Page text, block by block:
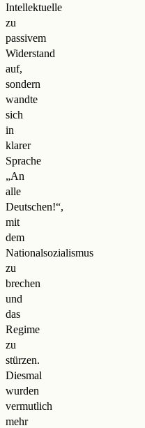
Intellektuelle
zu
passivem
Widerstand
auf,
sondern
wandte
sich
in
klarer
Sprache
„An
alle
Deutschen!“,
mit
dem
Nationalsozialismus
zu
brechen
und
das
Regime
zu
stürzen.
Diesmal
wurden
vermutlich
mehr